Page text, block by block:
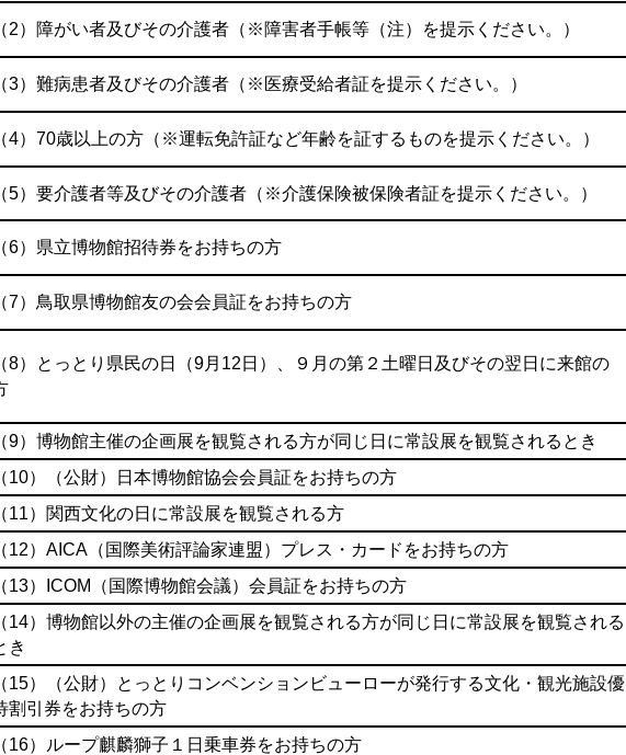
（2）障がい者及びその介護者（※障害者手帳等（注）を提示ください。）
（3）難病患者及びその介護者（※医療受給者証を提示ください。）
（4）70歳以上の方（※運転免許証など年齢を証するものを提示ください。）
（5）要介護者等及びその介護者（※介護保険被保険者証を提示ください。）
（6）県立博物館招待券をお持ちの方
（7）鳥取県博物館友の会会員証をお持ちの方
（8）とっとり県民の日（9月12日）、９月の第２土曜日及びその翌日に来館の
（9）博物館主催の企画展を観覧される方が同じ日に常設展を観覧されるとき
（10）（公財）日本博物館協会会員証をお持ちの方
（11）関西文化の日に常設展を観覧される方
（12）AICA（国際美術評論家連盟）プレス・カードをお持ちの方
（13）ICOM（国際博物館会議）会員証をお持ちの方
（14）博物館以外の主催の企画展を観覧される方が同じ日に常設展を観覧される
き
（15）（公財）とっとりコンベンションビューローが発行する文化・観光施設優
割引券をお持ちの方
（16）ループ麒麟獅子１日乗車券をお持ちの方